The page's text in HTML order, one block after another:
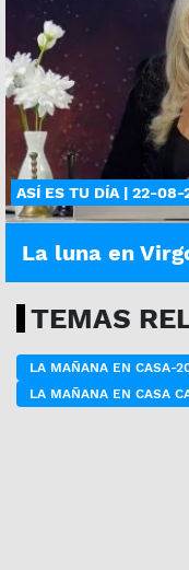
ASÍ ES TU DÍA | 22-08-
La luna en
TEMAS
LA MAÑANA EN CASA-
LA MAÑANA EN CASA